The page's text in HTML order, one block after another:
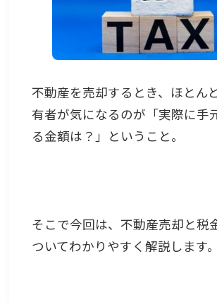
不動産を売却するとき、ほとん
有者が気になるのが「実際に手
る金額は？」ということ。
そこで今回は、不動産売却と税
ついてわかりやすく解説します。